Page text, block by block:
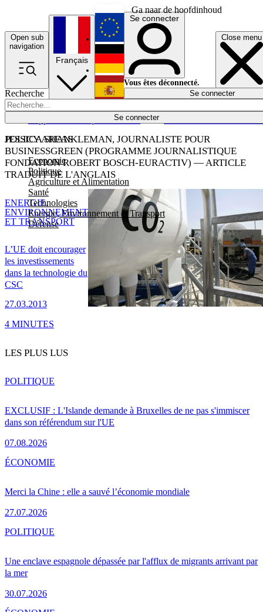
Ga naar de hoofdinhoud
Open sub
navigation
Close menu
Recherche
Se connecter
POLICY AREAS
Economie
Politique
Agriculture et Alimentation
Santé
Technologies
Energie, Environnement et Transport
Défense
Économie
Français
English
Deutsch
Español
Se connecter
Vous êtes déconnecté.
Se connecter
JESSICA SHANKLEMAN, JOURNALISTE POUR
BUSINESSGREEN (PROGRAMME JOURNALISTIQUE
FONDATION ROBERT BOSCH-EURACTIV) — ARTICLE
TRADUIT DE L'ANGLAIS
L’UE doit encourager
les investissements
dans la technologie du
CSC
27.03.2013
ENERGIE,
ENVIRONNEMENT
ET TRANSPORT
4 MINUTES
LES PLUS LUS
EXCLUSIF : L'Islande demande à Bruxelles de ne pas s'immiscer
dans son référendum sur l'UE
07.08.2026
POLITIQUE
Merci la Chine : elle a sauvé l’économie mondiale
27.07.2026
ÉCONOMIE
Une enclave espagnole dépassée par l'afflux de migrants arrivant par
la mer
30.07.2026
POLITIQUE